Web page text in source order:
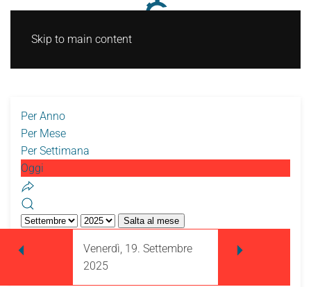
Skip to main content
Per Anno
Per Mese
Per Settimana
Oggi
Salta al mese
Venerdì, 19. Settembre
2025